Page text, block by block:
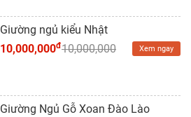
Giường ngủ kiểu Nhật
10,000,000đ10,000,000 Xem ngay
Giường Ngủ Gỗ Xoan Đào Lào